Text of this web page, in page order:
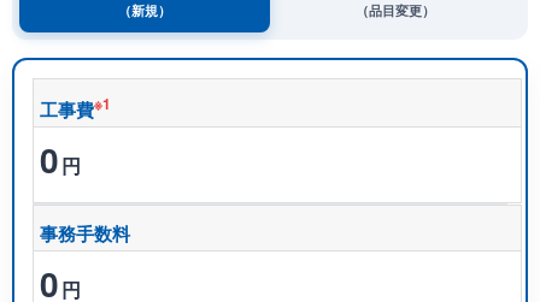
（新規） （品目変更）
工事費※1
0円
事務手数料
0円